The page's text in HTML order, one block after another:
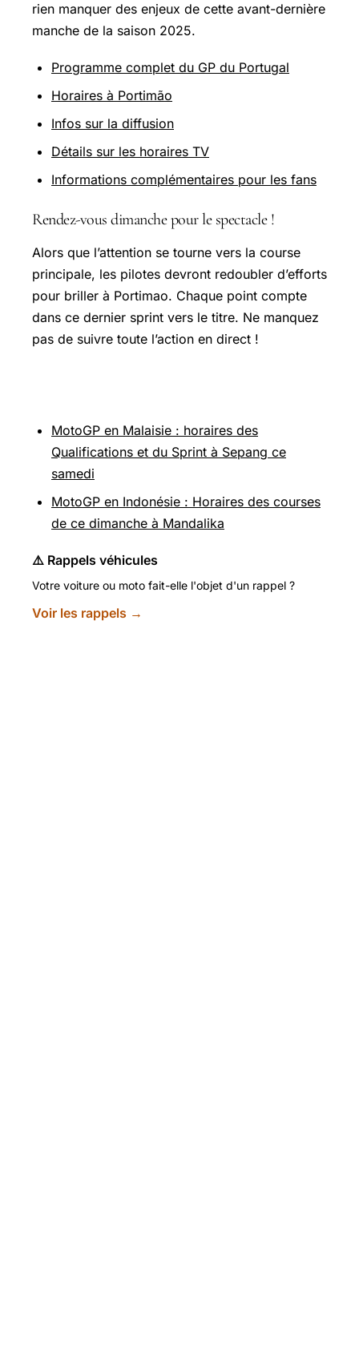
rien manquer des enjeux de cette avant-dernière
manche de la saison 2025.
Programme complet du GP du Portugal
Horaires à Portimão
Infos sur la diffusion
Détails sur les horaires TV
Informations complémentaires pour les fans
Rendez-vous dimanche pour le spectacle !
Alors que l’attention se tourne vers la course
principale, les pilotes devront redoubler d’efforts
pour briller à Portimao. Chaque point compte
dans ce dernier sprint vers le titre. Ne manquez
pas de suivre toute l’action en direct !
MotoGP en Malaisie : horaires des
Qualifications et du Sprint à Sepang ce
samedi
MotoGP en Indonésie : Horaires des courses
de ce dimanche à Mandalika
⚠️ Rappels véhicules
Votre voiture ou moto fait-elle l'objet d'un rappel ?
Voir les rappels →